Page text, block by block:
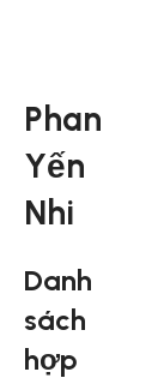
Phan
Yến
Nhi
Danh
sách
hợp